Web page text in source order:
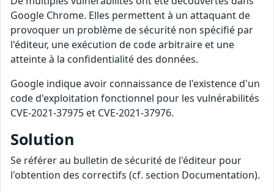
Google Chrome. Elles permettent à un attaquant de
provoquer un problème de sécurité non spécifié par
l'éditeur, une exécution de code arbitraire et une
atteinte à la confidentialité des données.
Google indique avoir connaissance de l'existence d'un
code d'exploitation fonctionnel pour les vulnérabilités
CVE-2021-37975 et CVE-2021-37976.
Solution
Se référer au bulletin de sécurité de l'éditeur pour
l'obtention des correctifs (cf. section Documentation).